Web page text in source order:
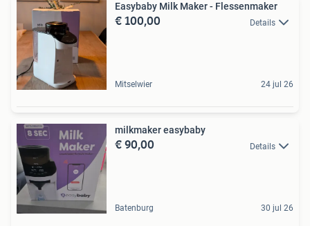
Easybaby Milk Maker - Flessenmaker
€ 100,00 Details
Mitselwier 24 jul 26
milkmaker easybaby
€ 90,00 Details
Batenburg 30 jul 26